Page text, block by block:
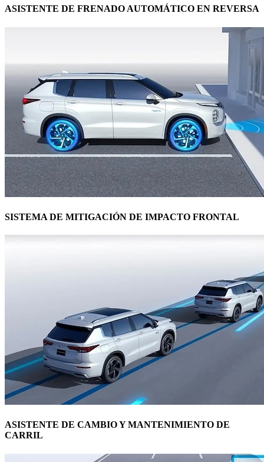
ASISTENTE DE FRENADO AUTOMÁTICO EN REVERSA
SISTEMA DE MITIGACIÓN DE IMPACTO FRONTAL
ASISTENTE DE CAMBIO Y MANTENIMIENTO DE
CARRIL